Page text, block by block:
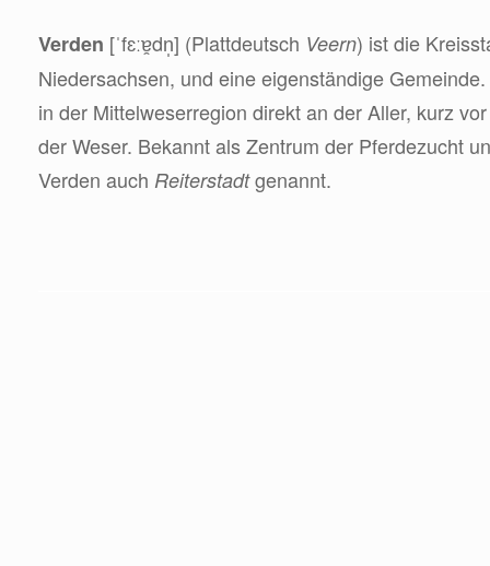
Verden [ˈfɛːɐ̯dn̩] (Plattdeutsch Veern) ist die
Niedersachsen, und eine eigenständige
in der Mittelweserregion direkt an der Aller, kurz
der Weser. Bekannt als Zentrum der Pferdezucht
Verden auch Reiterstadtgenannt.